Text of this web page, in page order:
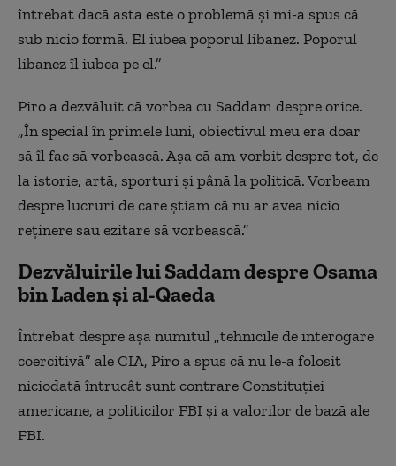
întrebat dacă asta este o problemă și mi-a spus că
sub nicio formă. El iubea poporul libanez. Poporul
libanez îl iubea pe el.”
Piro a dezvăluit că vorbea cu Saddam despre orice.
„În special în primele luni, obiectivul meu era doar
să îl fac să vorbească. Așa că am vorbit despre tot, de
la istorie, artă, sporturi și până la politică. Vorbeam
despre lucruri de care știam că nu ar avea nicio
reținere sau ezitare să vorbească.”
Dezvăluirile lui Saddam despre Osama
bin Laden și al-Qaeda
Întrebat despre așa numitul „tehnicile de interogare
coercitivă” ale CIA, Piro a spus că nu le-a folosit
niciodată întrucât sunt contrare Constituției
americane, a politicilor FBI și a valorilor de bază ale
FBI.